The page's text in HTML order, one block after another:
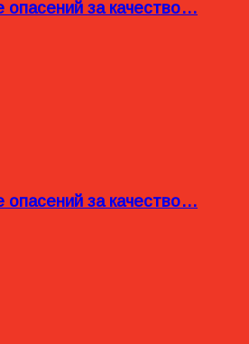
опасений за качество…
опасений за качество…